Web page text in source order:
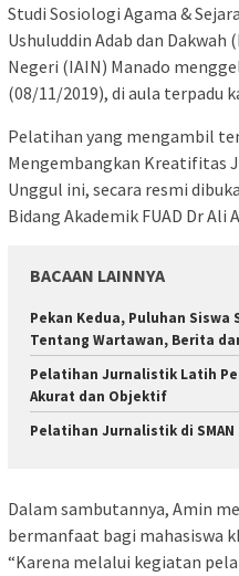
Studi Sosiologi Agama &
Ushuluddin Adab dan
Negeri (IAIN) Manado
(08/11/2019), di aula terpadu
Pelatihan yang mengambil
Mengembangkan Kreatifitas
Unggul ini, secara resmi
Bidang Akademik FUAD Dr Ali
BACAAN LAINNYA
Pekan Kedua, Puluhan Siswa
Tentang Wartawan, Berita
Pelatihan Jurnalistik Latih
Akurat dan Objektif
Pelatihan Jurnalistik di SMAN
Dalam sambutannya, Amin
bermanfaat bagi mahasiswa
“Karena melalui kegiatan